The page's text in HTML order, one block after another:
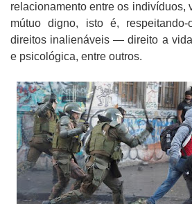
relacionamento entre os indivíduos,
mútuo digno, isto é,
direitos inalienáveis — direito a
e psicológica, entre outros.